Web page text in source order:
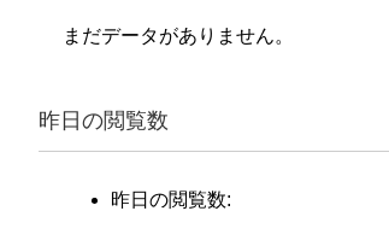
まだデータがありません。
昨日の閲覧数
昨日の閲覧数: